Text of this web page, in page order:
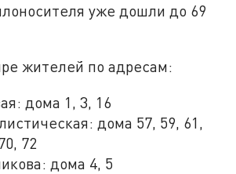
уже дошли до 69
жителей по адресам:
дома 1, 3, 16
дома 57, 59, 61,
72
дома 4, 5